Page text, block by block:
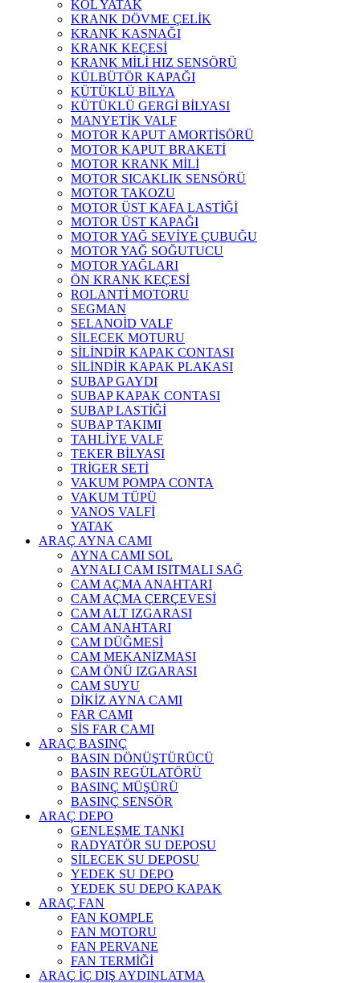
KOL YATAK
KRANK DÖVME ÇELİK
KRANK KASNAĞI
KRANK KEÇESİ
KRANK MİLİ HIZ SENSÖRÜ
KÜLBÜTÖR KAPAĞI
KÜTÜKLÜ BİLYA
KÜTÜKLÜ GERGİ BİLYASI
MANYETİK VALF
MOTOR KAPUT AMORTİSÖRÜ
MOTOR KAPUT BRAKETİ
MOTOR KRANK MİLİ
MOTOR SICAKLIK SENSÖRÜ
MOTOR TAKOZU
MOTOR ÜST KAFA LASTİĞİ
MOTOR ÜST KAPAĞI
MOTOR YAĞ SEVİYE ÇUBUĞU
MOTOR YAĞ SOĞUTUCU
MOTOR YAĞLARI
ÖN KRANK KEÇESİ
ROLANTİ MOTORU
SEGMAN
SELANOİD VALF
SİLECEK MOTURU
SİLİNDİR KAPAK CONTASI
SİLİNDİR KAPAK PLAKASI
SUBAP GAYDI
SUBAP KAPAK CONTASI
SUBAP LASTİĞİ
SUBAP TAKIMI
TAHLİYE VALF
TEKER BİLYASI
TRİGER SETİ
VAKUM POMPA CONTA
VAKUM TÜPÜ
VANOS VALFİ
YATAK
ARAÇ AYNA CAMI
AYNA CAMI SOL
AYNALI CAM ISITMALI SAĞ
CAM AÇMA ANAHTARI
CAM AÇMA ÇERÇEVESİ
CAM ALT IZGARASI
CAM ANAHTARI
CAM DÜĞMESİ
CAM MEKANİZMASI
CAM ÖNÜ IZGARASI
CAM SUYU
DİKİZ AYNA CAMI
FAR CAMI
SİS FAR CAMI
ARAÇ BASINÇ
BASIN DÖNÜŞTÜRÜCÜ
BASIN REGÜLATÖRÜ
BASINÇ MÜŞÜRÜ
BASINÇ SENSÖR
ARAÇ DEPO
GENLEŞME TANKI
RADYATÖR SU DEPOSU
SİLECEK SU DEPOSU
YEDEK SU DEPO
YEDEK SU DEPO KAPAK
ARAÇ FAN
FAN KOMPLE
FAN MOTORU
FAN PERVANE
FAN TERMİĞİ
ARAÇ İÇ DIŞ AYDINLATMA